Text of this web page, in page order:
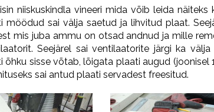
niiskuskindla vineeri mida võib leida näiteks
möödud sai välja saetud ja lihvitud plaat.
mis juba ammu on otsad andnud ja mille
Seejärel sai ventilaatorite järgi ka
sisse võtab, lõigata plaati augud (joonisel
sai antud plaati servadest freesitud.